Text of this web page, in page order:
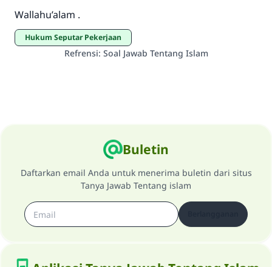
Wallahu’alam .
Hukum Seputar Pekerjaan
Refrensi: Soal Jawab Tentang Islam
Buletin
Daftarkan email Anda untuk menerima buletin dari situs
Tanya Jawab Tentang islam